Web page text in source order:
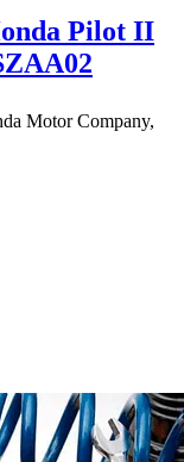
Pilot II
Motor Company,